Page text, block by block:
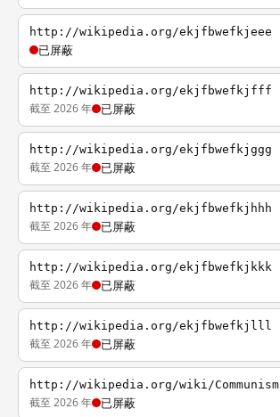
http://wikipedia.org/ekjfbwefkjeee
已屏蔽
http://wikipedia.org/ekjfbwefkjfff
截至 2026 年 已屏蔽
http://wikipedia.org/ekjfbwefkjggg
截至 2026 年 已屏蔽
http://wikipedia.org/ekjfbwefkjhhh
截至 2026 年 已屏蔽
http://wikipedia.org/ekjfbwefkjkkk
截至 2026 年 已屏蔽
http://wikipedia.org/ekjfbwefkjlll
截至 2026 年 已屏蔽
http://wikipedia.org/wiki/Communism
截至 2026 年 已屏蔽